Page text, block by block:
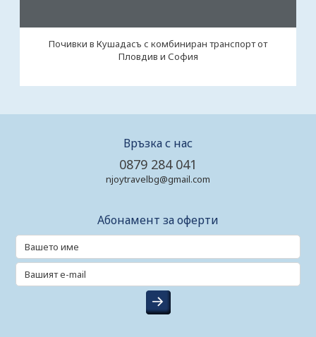
Почивки в Кушадасъ с комбиниран транспорт от
Пловдив и София
Връзка с нас
0879 284 041
njoytravelbg@gmail.com
Абонамент за оферти